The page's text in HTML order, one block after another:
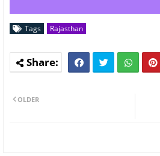
Tags Rajasthan
OLDER